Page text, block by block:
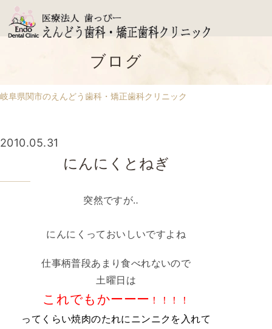
ブログ
岐阜県関市のえんどう歯科・矯正歯科クリニック
にんにくとねぎ
2010.05.31
突然ですが‥
にんにくっておいしいですよね
仕事柄普段あまり食べれないので
土曜日は
これでもかーーー ！！！！
ってくらい焼肉のたれにニンニクを入れて